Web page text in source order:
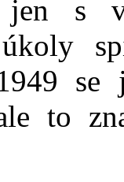
jen s
se
to